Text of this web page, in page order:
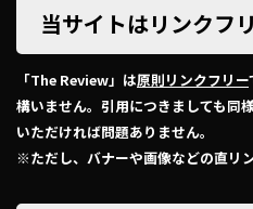
当サイトはリンクフ
「The Review」は原則リンクフリー
構いません。引用につきましても同
いただければ問題ありません。
※ただし、バナーや画像などの直リ